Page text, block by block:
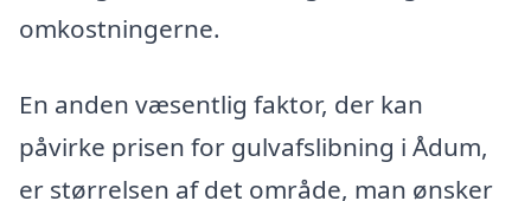
omkostningerne.
En anden væsentlig faktor, der kan
påvirke prisen for gulvafslibning i Ådum,
er størrelsen af det område, man ønsker